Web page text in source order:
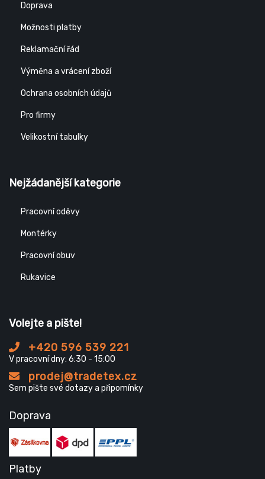
Doprava
Možnosti platby
Reklamační řád
Výměna a vrácení zboží
Ochrana osobních údajů
Pro firmy
Velikostní tabulky
Nejžádanější kategorie
Pracovní oděvy
Montérky
Pracovní obuv
Rukavice
Volejte a pište!
+420 596 539 221
V pracovní dny: 6:30 - 15:00
prodej@tradetex.cz
Sem pište své dotazy a připomínky
Doprava
Platby